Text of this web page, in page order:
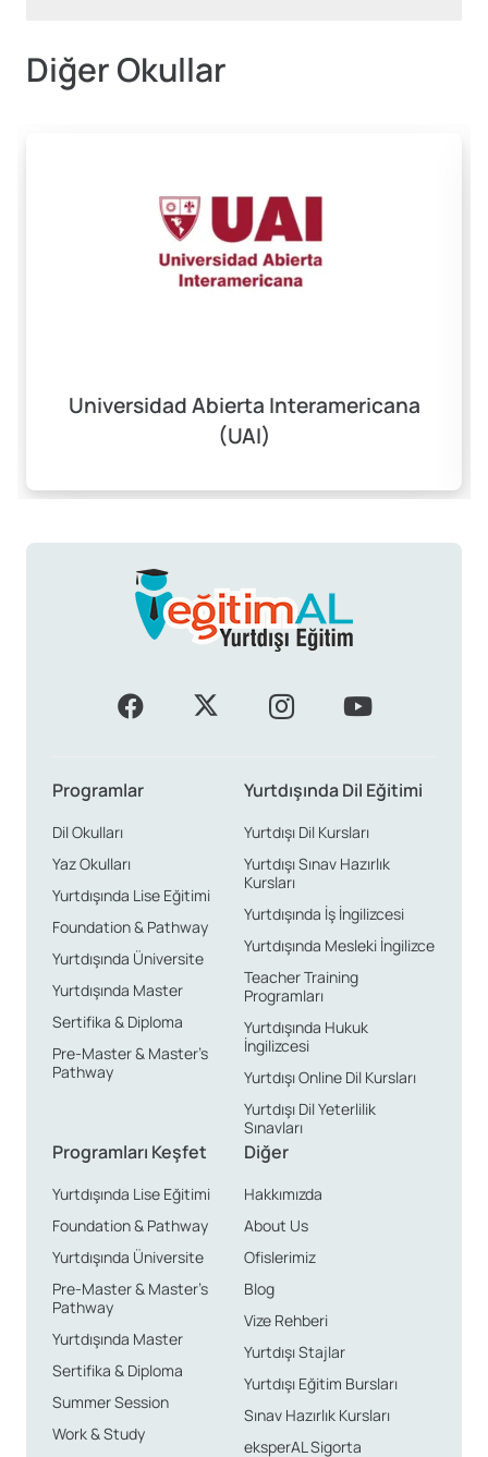
Diğer Okullar
Universidad Abierta Interamericana
(UAI)
Programlar
Dil Okulları
Yaz Okulları
Yurtdışında Lise Eğitimi
Foundation & Pathway
Yurtdışında Üniversite
Yurtdışında Master
Sertifika & Diploma
Pre-Master & Master’s
Pathway
Yurtdışında Dil Eğitimi
Yurtdışı Dil Kursları
Yurtdışı Sınav Hazırlık
Kursları
Yurtdışında İş İngilizcesi
Yurtdışında Mesleki İngilizce
Teacher Training
Programları
Yurtdışında Hukuk
İngilizcesi
Yurtdışı Online Dil Kursları
Yurtdışı Dil Yeterlilik
Sınavları
Programları Keşfet
Yurtdışında Lise Eğitimi
Foundation & Pathway
Yurtdışında Üniversite
Pre-Master & Master’s
Pathway
Yurtdışında Master
Sertifika & Diploma
Summer Session
Work & Study
Diğer
Hakkımızda
About Us
Ofislerimiz
Blog
Vize Rehberi
Yurtdışı Stajlar
Yurtdışı Eğitim Bursları
Sınav Hazırlık Kursları
eksperAL Sigorta